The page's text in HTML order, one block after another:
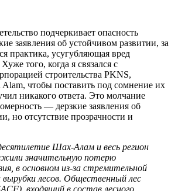
подчеркивает опасность
заявления об устойчивом развитии, за
практика, усугубляющая вред
того, когда я связался с
строительства PKNS,
Alam, чтобы поставить под сомнение их
никакого ответа. Это молчание
— дерзкие заявления об
но отсутствие прозрачности и
Шах-Алам и весь регион
значительную потерю
в основном из-за стремительной
вырубки лесов. Общественный лес
входящий в состав лесного